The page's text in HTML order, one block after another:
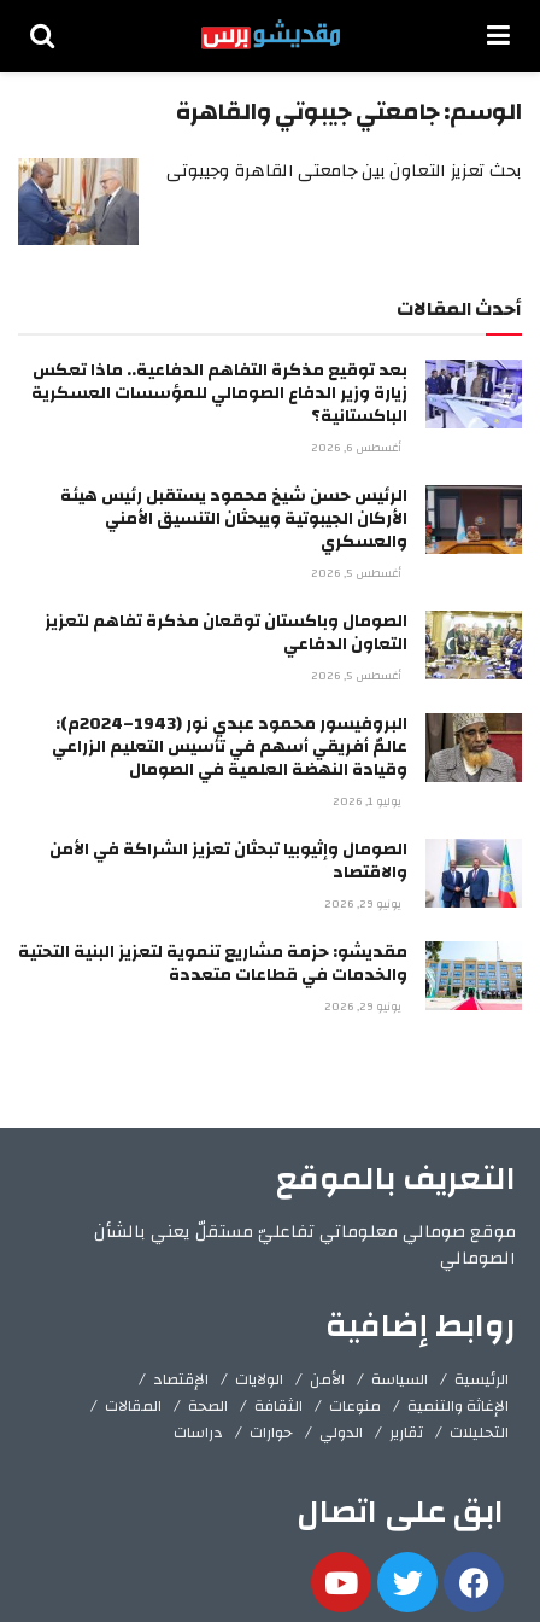
الوسم:جامعتي جيبوتي والقاهرة
بحث تعزيز التعاون بين جامعتى القاهرة وجيبوتى
أحدث المقالات
بعد توقيع مذكرة التفاهم الدفاعية.. ماذا تعكس
زيارة وزير الدفاع الصومالي للمؤسسات العسكرية
الباكستانية؟
أغسطس 6, 2026
الرئيس حسن شيخ محمود يستقبل رئيس هيئة
الأركان الجيبوتية ويبحثان التنسيق الأمني
والعسكري
أغسطس 5, 2026
الصومال وباكستان توقعان مذكرة تفاهم لتعزيز
التعاون الدفاعي
أغسطس 5, 2026
البروفيسور محمود عبدي نور (1943–2024م):
عالمٌ أفريقي أسهم في تأسيس التعليم الزراعي
وقيادة النهضة العلمية في الصومال
يوليو 1, 2026
الصومال وإثيوبيا تبحثان تعزيز الشراكة في الأمن
والاقتصاد
يونيو 29, 2026
مقديشو: حزمة مشاريع تنموية لتعزيز البنية التحتية
والخدمات في قطاعات متعددة
يونيو 29, 2026
التعريف بالموقع
موقع صومالي معلوماتي تفاعليّ مستقلّ يعني بالشأن
الصومالي
روابط إضافية
الرئيسية السياسة الأمن الولايات
الإقتصاد
الإغاثة والتنمية
منوعات الثقافة الصحة
المقالات
التحليلات
تقارير الدولي حوارات دراسات
ابق على اتصال